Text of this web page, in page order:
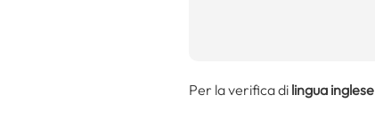
Per la verifica di lingua inglese